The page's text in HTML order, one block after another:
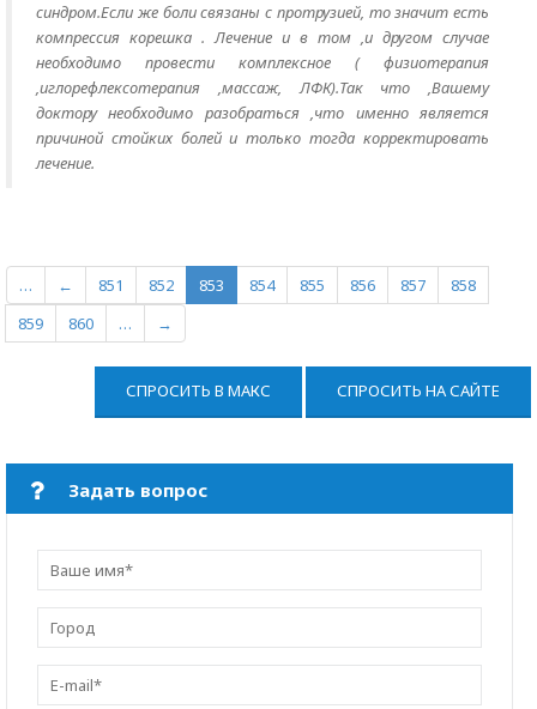
синдром.Если же боли связаны с протрузией, то значит есть
компрессия корешка . Лечение и в том ,и другом случае
необходимо провести комплексное ( физиотерапия
,иглорефлексотерапия ,массаж, ЛФК).Так что ,Вашему
доктору необходимо разобраться ,что именно является
причиной стойких болей и только тогда корректировать
лечение.
… ← 851 852 853 854 855 856 857
858
859
860 … →
СПРОСИТЬ В МАКС СПРОСИТЬ НА САЙТЕ
Задать вопрос